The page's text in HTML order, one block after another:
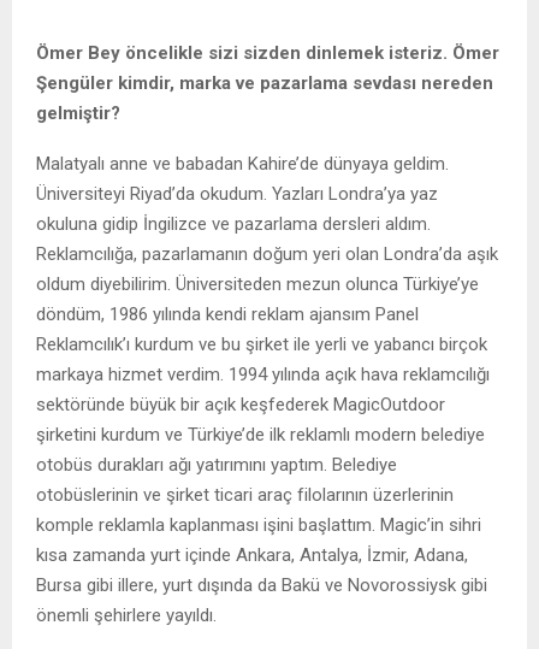
Ömer Bey öncelikle sizi sizden dinlemek isteriz. Ömer
Şengüler kimdir, marka ve pazarlama sevdası nereden
gelmiştir?
Malatyalı anne ve babadan Kahire’de dünyaya geldim.
Üniversiteyi Riyad’da okudum. Yazları Londra’ya yaz
okuluna gidip İngilizce ve pazarlama dersleri aldım.
Reklamcılığa, pazarlamanın doğum yeri olan Londra’da aşık
oldum diyebilirim. Üniversiteden mezun olunca Türkiye’ye
döndüm, 1986 yılında kendi reklam ajansım Panel
Reklamcılık’ı kurdum ve bu şirket ile yerli ve yabancı birçok
markaya hizmet verdim. 1994 yılında açık hava reklamcılığı
sektöründe büyük bir açık keşfederek MagicOutdoor
şirketini kurdum ve Türkiye’de ilk reklamlı modern belediye
otobüs durakları ağı yatırımını yaptım. Belediye
otobüslerinin ve şirket ticari araç filolarının üzerlerinin
komple reklamla kaplanması işini başlattım. Magic’in sihri
kısa zamanda yurt içinde Ankara, Antalya, İzmir, Adana,
Bursa gibi illere, yurt dışında da Bakü ve Novorossiysk gibi
önemli şehirlere yayıldı.